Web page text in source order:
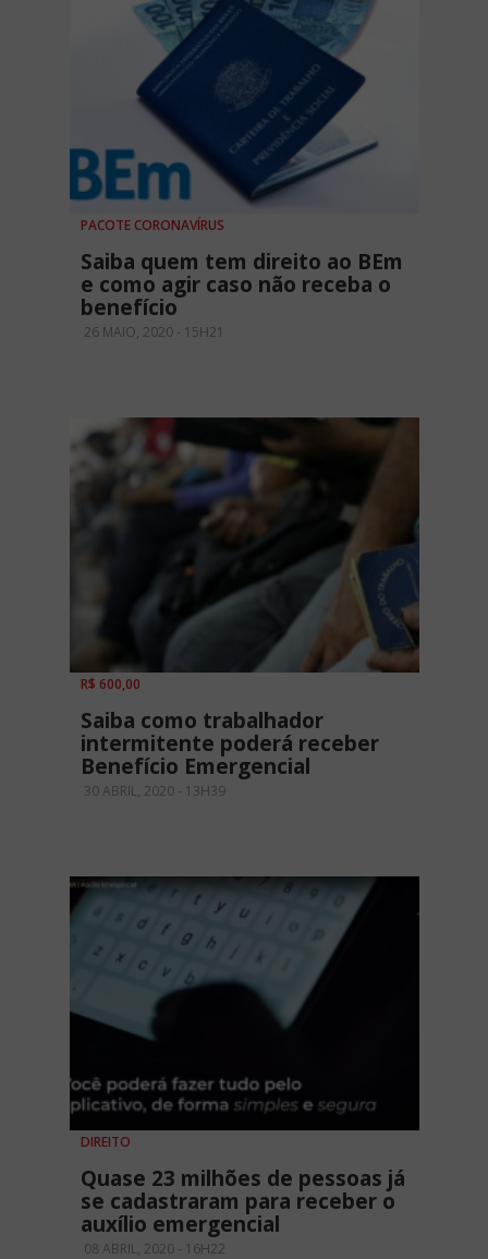
PACOTE CORONAVÍRUS
Saiba quem tem direito ao BEm
e como agir caso não receba o
benefício
26 MAIO, 2020 - 15H21
R$ 600,00
Saiba como trabalhador
intermitente poderá receber
Benefício Emergencial
30 ABRIL, 2020 - 13H39
DIREITO
Quase 23 milhões de pessoas já
se cadastraram para receber o
auxílio emergencial
08 ABRIL, 2020 - 16H22